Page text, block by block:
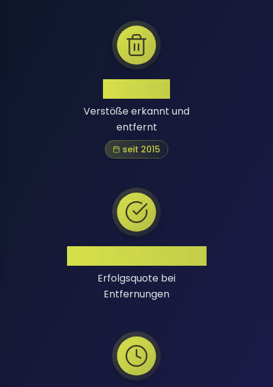
Verstöße erkannt und
entfernt
seit 2015
Erfolgsquote bei
Entfernungen